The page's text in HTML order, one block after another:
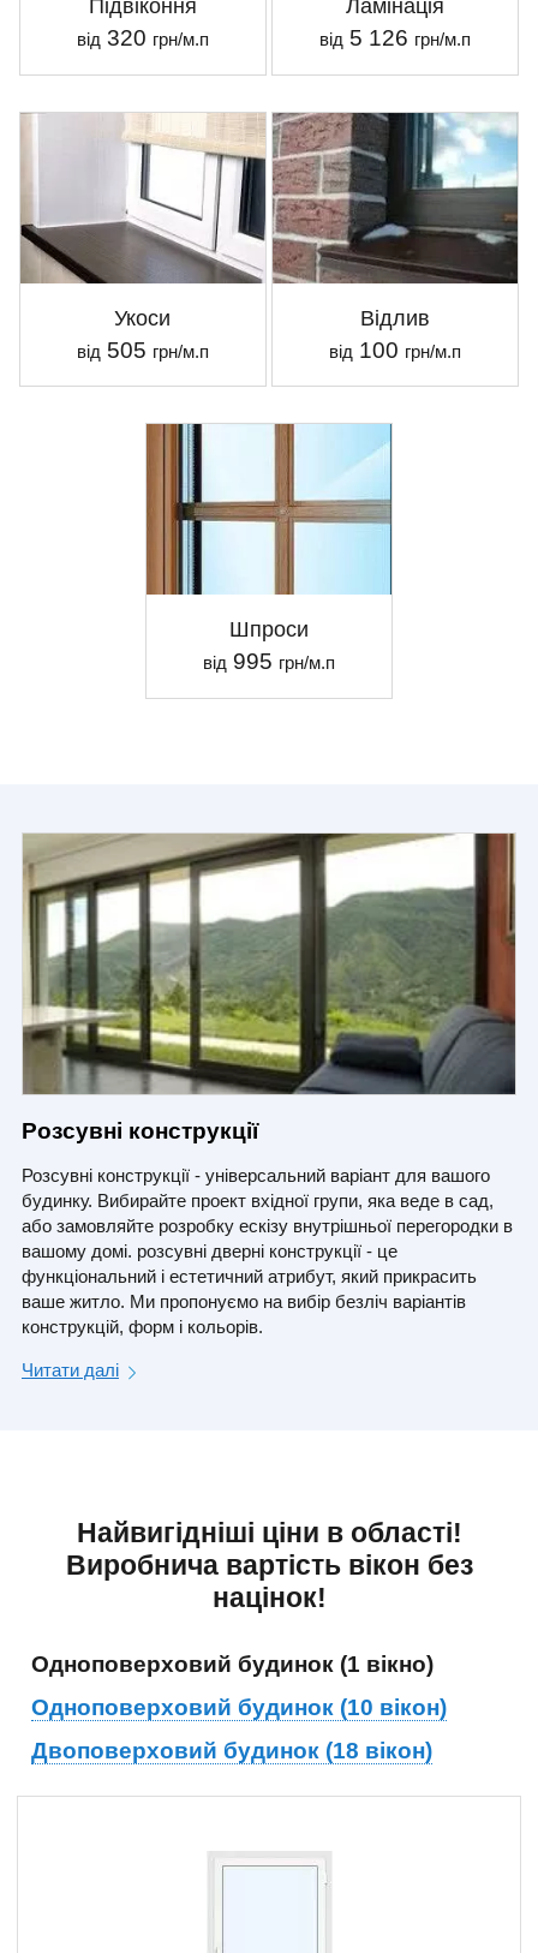
Підвіконня
від 320 грн/м.п
Ламінація
від 5 126 грн/м.п
Укоси
від 505 грн/м.п
Відлив
від 100 грн/м.п
Шпроси
від995 грн/м.п
Розсувні конструкції
Розсувні конструкції - універсальний варіант для вашого
будинку. Вибирайте проект вхідної групи, яка веде в сад,
або замовляйте розробку ескізу внутрішньої перегородки в
вашому домі. розсувні дверні конструкції - це
функціональний і естетичний атрибут, який прикрасить
ваше житло. Ми пропонуємо на вибір безліч варіантів
конструкцій, форм і кольорів.
Читати далі
Найвигідніші ціни в області!
Виробнича вартість вікон без
націнок!
Одноповерховий будинок (1 вікно)
Одноповерховий будинок (10 вікон)
Двоповерховий будинок (18 вікон)